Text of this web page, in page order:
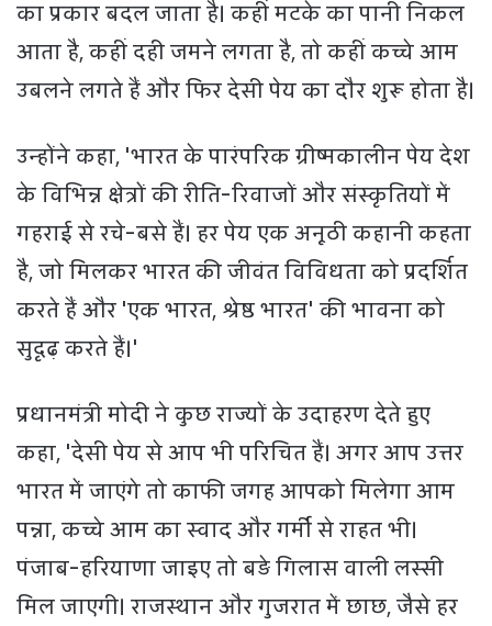
का प्रकार बदल जाता है। कहीं मटके का पानी निकल
आता है, कहीं दही जमने लगता है, तो कहीं कच्चे आम
उबलने लगते हैं और फिर देसी पेय का दौर शुरू होता है।
उन्होंने कहा, 'भारत के पारंपरिक ग्रीष्मकालीन पेय देश
के विभिन्न क्षेत्रों की रीति-रिवाजों और संस्कृतियों में
गहराई से रचे-बसे हैं। हर पेय एक अनूठी कहानी कहता
है, जो मिलकर भारत की जीवंत विविधता को प्रदर्शित
करते हैं और 'एक भारत, श्रेष्ठ भारत' की भावना को
सुदृढ़ करते हैं।'
प्रधानमंत्री मोदी ने कुछ राज्यों के उदाहरण देते हुए
कहा, 'देसी पेय से आप भी परिचित हैं। अगर आप उत्तर
भारत में जाएंगे तो काफी जगह आपको मिलेगा आम
पन्ना, कच्चे आम का स्वाद और गर्मी से राहत भी।
पंजाब-हरियाणा जाइए तो बड़े गिलास वाली लस्सी
मिल जाएगी। राजस्थान और गुजरात में छाछ, जैसे हर